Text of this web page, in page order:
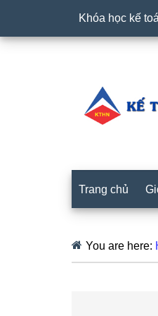
Khóa học kế
Trang chủ
You are here: